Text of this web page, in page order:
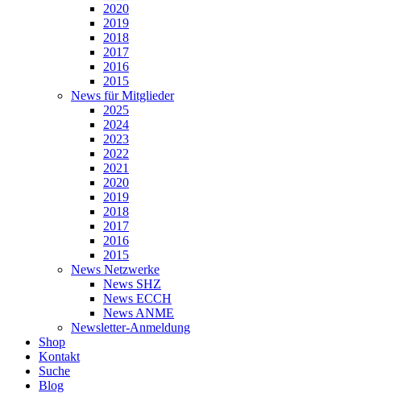
2020
2019
2018
2017
2016
2015
News für Mitglieder
2025
2024
2023
2022
2021
2020
2019
2018
2017
2016
2015
News Netzwerke
News SHZ
News ECCH
News ANME
Newsletter-Anmeldung
Shop
Kontakt
Suche
Blog